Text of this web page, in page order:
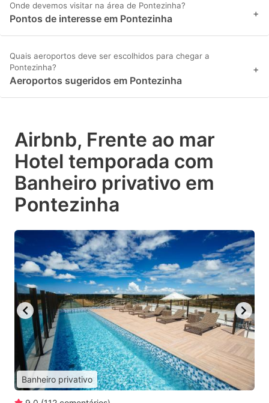
Onde devemos visitar na área de Pontezinha?
Pontos de interesse em Pontezinha +
Quais aeroportos deve ser escolhidos para chegar a
Pontezinha?
Aeroportos sugeridos em Pontezinha
+
Airbnb, Frente ao mar
Hotel temporada com
Banheiro privativo em
Pontezinha
Banheiro privativo